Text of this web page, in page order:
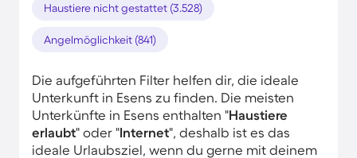
Haustiere nicht gestattet (3.528)
Angelmöglichkeit (841)
Die aufgeführten Filter helfen dir, die ideale
Unterkunft in Esens zu finden. Die meisten
Unterkünfte in Esens enthalten "Haustiere
erlaubt" oder "Internet", deshalb ist es das
ideale Urlaubsziel, wenn du gerne mit deinem